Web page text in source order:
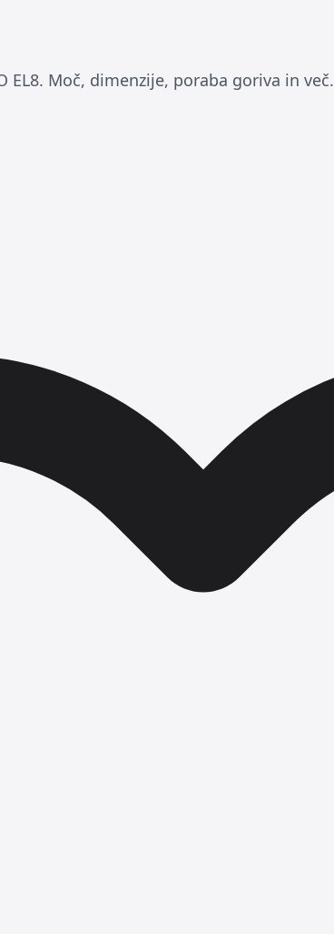
EL8. Moč, dimenzije, poraba goriva in več.